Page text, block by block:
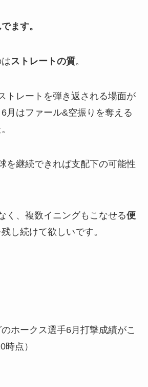
ます。
ストレートの質。
トレートを弾き返される場面が
月はファール&空振りを奪える
を継続できれば支配下の可能性
く、複数イニングもこなせる便
し続けて欲しいです。
ホークス選手6月打撃成績がこ
点）